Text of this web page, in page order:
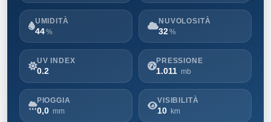
UMIDITÀ
44 %
NUVOLOSITÀ
32%
UV INDEX
0.2
PRESSIONE
1.011 mb
PIOGGIA
0,0 mm
VISIBILITÀ
10 km